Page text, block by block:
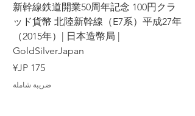
新幹線鉄道開業50周年記念 100円クラ
ッド貨幣 北陸新幹線（E7系）平成27年
（2015年）| 日本造幣局 |
GoldSilverJapan
السعر
ضريبة شاملة